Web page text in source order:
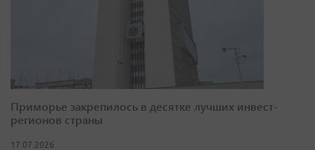
Приморье закрепилось в десятке лучших инвест-
регионов страны
17.07.2026